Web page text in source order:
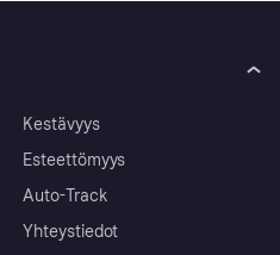
Kestävyys
Esteettömyys
Auto-Track
Yhteystiedot